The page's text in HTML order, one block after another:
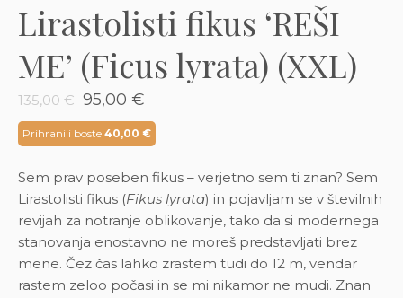
Lirastolisti fikus ‘REŠI
ME’ (Ficus lyrata) (XXL)
135,00€ Izvirna
cena
je
bila:
135,00 €.
95,00 €
cena
je:
95,00 €.
Prihranili boste 40,00 €
Sem prav poseben fikus – verjetno sem ti znan? Sem
Lirastolisti fikus (Fikus lyrata) in pojavljam se v številnih
revijah za notranje oblikovanje, tako da si modernega
stanovanja enostavno ne moreš predstavljati brez
mene. Čez čas lahko zrastem tudi do 12 m, vendar
rastem zeloo počasi in se mi nikamor ne mudi. Znan